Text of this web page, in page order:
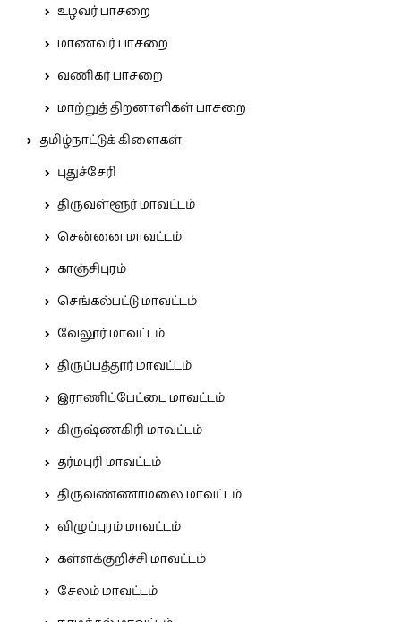
உழவர் பாசறை
மாணவர் பாசறை
வணிகர் பாசறை
மாற்றுத் திறனாளிகள் பாசறை
தமிழ்நாட்டுக் கிளைகள்
புதுச்சேரி
திருவள்ளூர் மாவட்டம்
சென்னை மாவட்டம்
காஞ்சிபுரம்
செங்கல்பட்டு மாவட்டம்
வேலூர் மாவட்டம்
திருப்பத்தூர் மாவட்டம்
இராணிப்பேட்டை மாவட்டம்
கிருஷ்ணகிரி மாவட்டம்
தர்மபுரி மாவட்டம்
திருவண்ணாமலை மாவட்டம்
விழுப்புரம் மாவட்டம்
கள்ளக்குறிச்சி மாவட்டம்
சேலம் மாவட்டம்